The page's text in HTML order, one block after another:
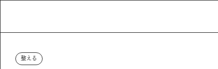
整える